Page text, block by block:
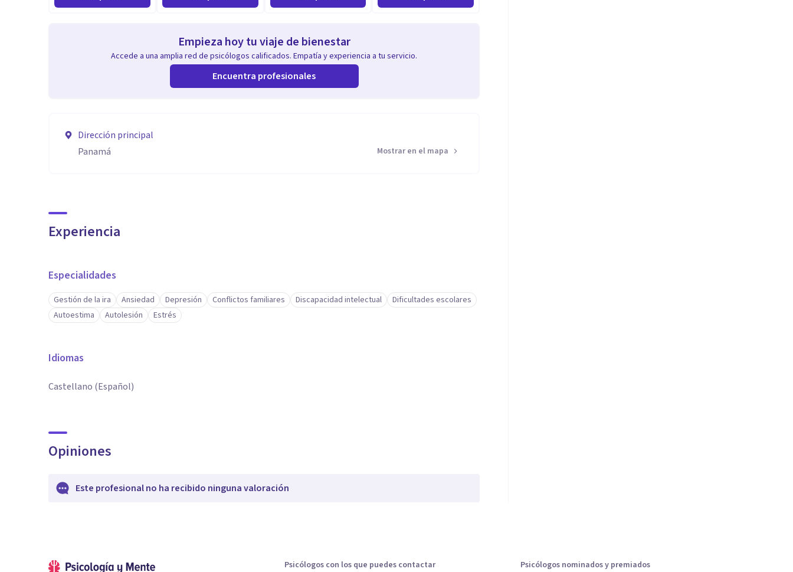
Empieza hoy tu viaje de bienestar
Accede a una amplia red de psicólogos calificados. Empatía y experiencia a tu servicio.
Encuentra profesionales
Dirección principal
Panamá
Mostrar en el mapa
Experiencia
Especialidades
Gestión de la ira Ansiedad Depresión Conflictos familiares Discapacidad intelectual
Dificultades escolares
Autoestima
Autolesión Estrés
Idiomas
Castellano (Español)
Opiniones
Este profesional no ha recibido ninguna valoración
Psicólogos con los que puedes contactar Psicólogos nominados y premiados